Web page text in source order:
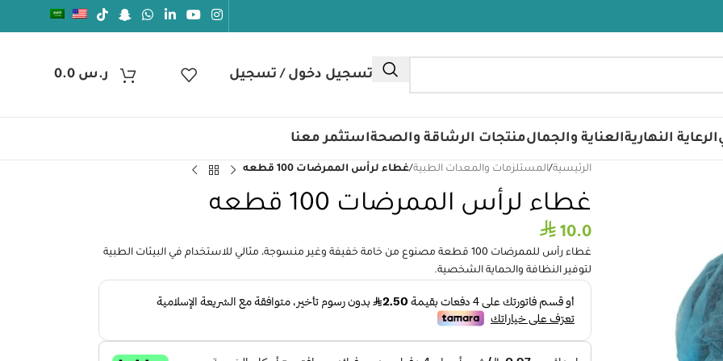
تسجيل دخول / تسجيل ر.س
الرعاية النهاريةالعناية والجمالمنتجات الرشاقة والصحةاستثمر معنا
الرئيسية/المستلزمات والمعدات الطبية/غطاء لرأس الممرضات 100 قطعه
غطاء لرأس الممرضات 100 قطعه
⃁ 10.0
غطاء رأس للممرضات 100 قطعة مصنوع من خامة خفيفة وغير منسوجة، مثالي للاستخدام في البيئات الطبية
لتوفير النظافة والحماية الشخصية.